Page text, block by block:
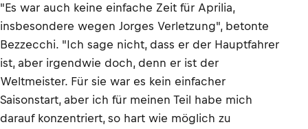
"Es war auch keine einfache Zeit für Aprilia,
insbesondere wegen Jorges Verletzung", betonte
Bezzecchi. "Ich sage nicht, dass er der Hauptfahrer
ist, aber irgendwie doch, denn er ist der
Weltmeister. Für sie war es kein einfacher
Saisonstart, aber ich für meinen Teil habe mich
darauf konzentriert, so hart wie möglich zu